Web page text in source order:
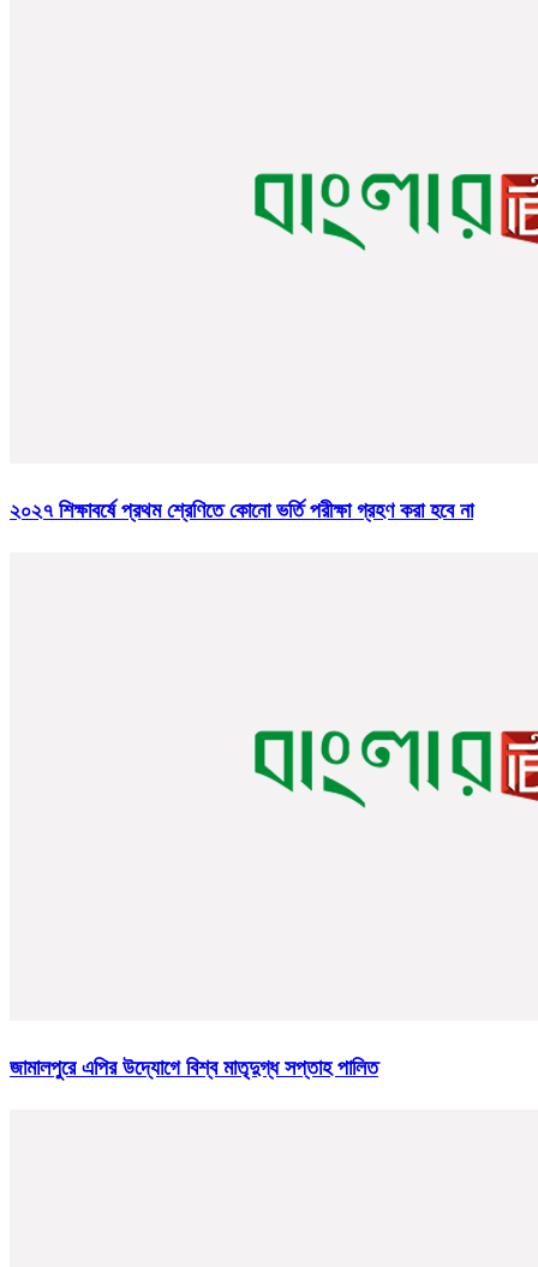
২০২৭ শিক্ষাবর্ষে প্রথম শ্রেণিতে কোনো ভর্তি পরীক্ষা গ্রহণ করা হবে না
জামালপুরে এপির উদ্যোগে বিশ্ব মাতৃদুগ্ধ সপ্তাহ পালিত